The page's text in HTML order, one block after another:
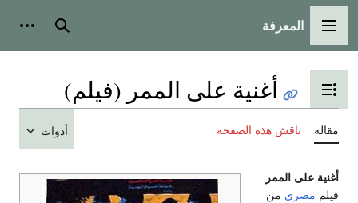
القائمة الرئيسية
المعرفة بحث
تبديل عرض جدول المحتويات
أغنية على الممر (فيلم)
مقالة ناقش هذه الصفحة أدوات
أغنية على الممر
فيلم مصري من